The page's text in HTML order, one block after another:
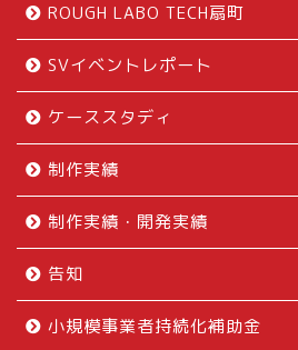
ROUGH LABO TECH扇町
SVイベントレポート
ケーススタディ
制作実績
制作実績・開発実績
告知
小規模事業者持続化補助金